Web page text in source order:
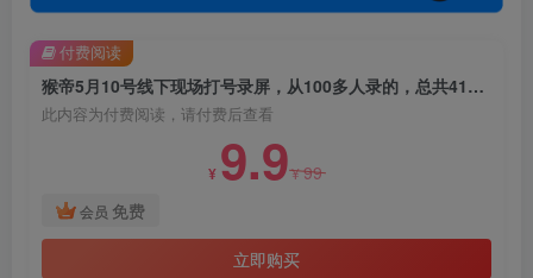
猴帝5月10号线下现场打号录屏，从100多人录的，总共41分钟
此内容为付费阅读，请付费后查看
¥ 9.9¥99
会员 免费
立即购买
付费阅读